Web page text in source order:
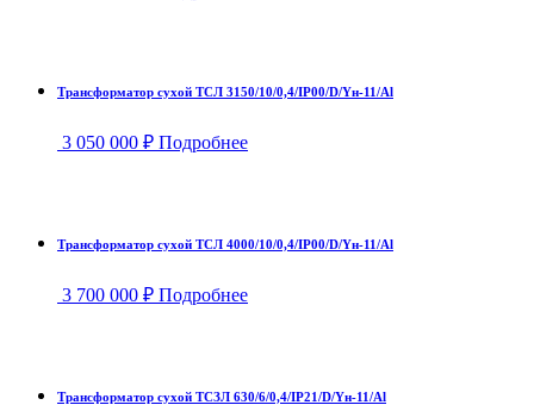
Трансформатор сухой ТСЛ 3150/10/0,4/IP00/D/Yн-11/Al
3 050 000 ₽ Подробнее
Трансформатор сухой ТСЛ 4000/10/0,4/IP00/D/Yн-11/Al
3 700 000 ₽ Подробнее
Трансформатор сухой ТСЗЛ 630/6/0,4/IP21/D/Yн-11/Al